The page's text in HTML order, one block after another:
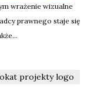
wrażenie wizualne
prawnego staje się
projekty logo